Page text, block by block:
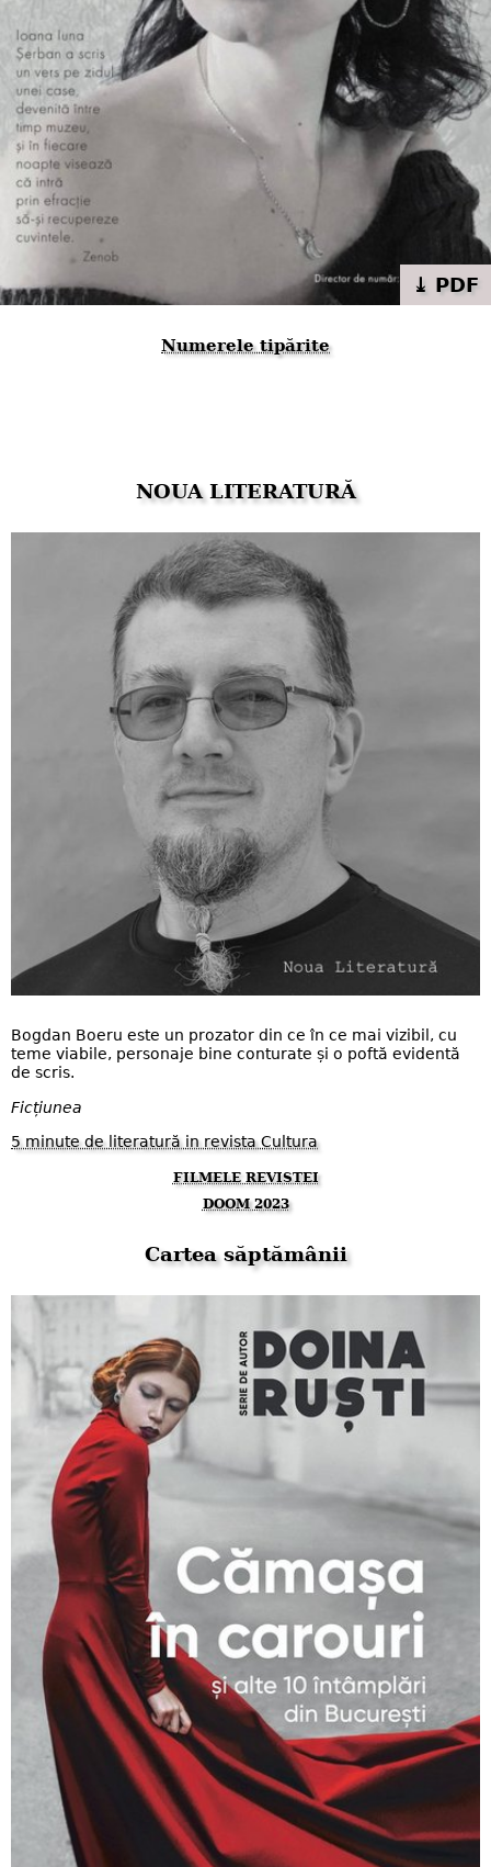
⤓ PDF
Numerele tipărite
NOUA LITERATURĂ
Bogdan Boeru este un prozator din ce în ce mai vizibil, cu
teme viabile, personaje bine conturate și o poftă evidentă
de scris.
Ficțiunea
5 minute de literatură in revista Cultura
FILMELE REVISTEI
DOOM 2023
Cartea săptămânii